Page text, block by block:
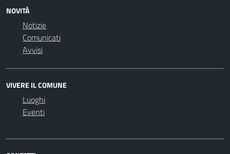
NOVITÀ
Notizie
Comunicati
Avvisi
VIVERE IL COMUNE
Luoghi
Eventi